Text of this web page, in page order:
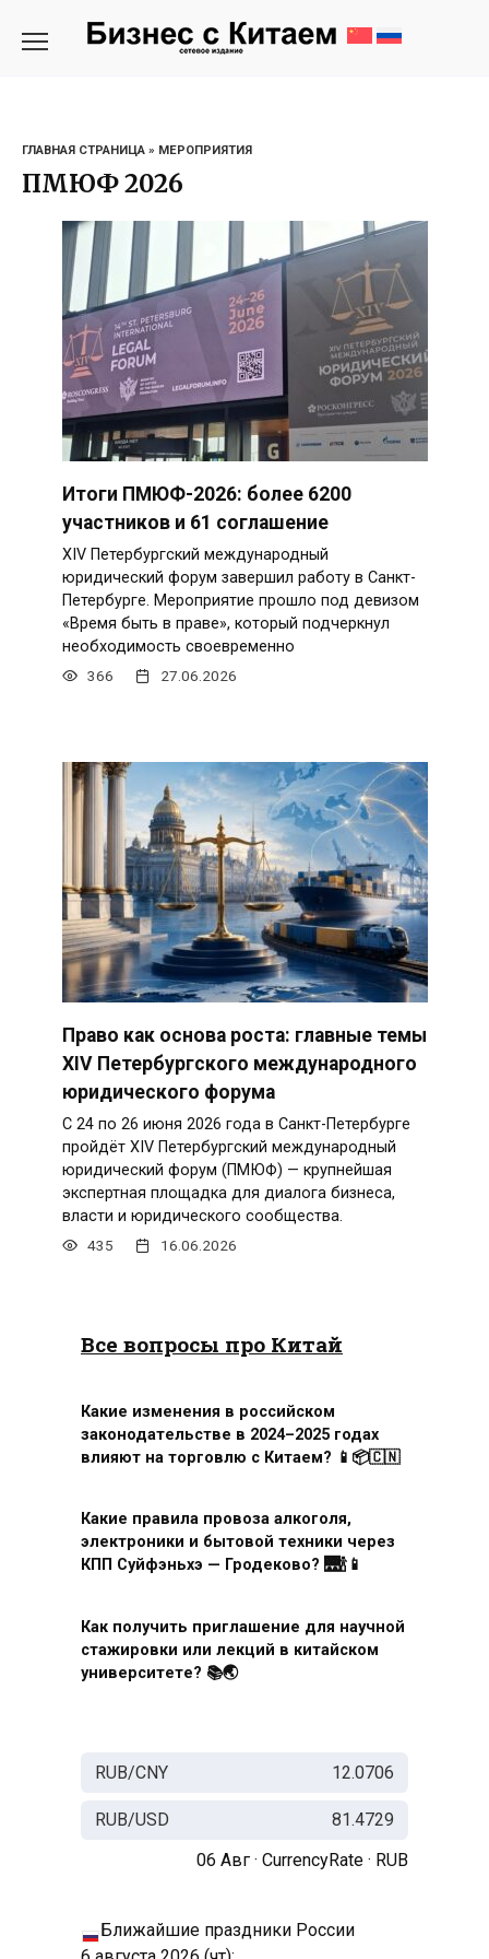
ГЛАВНАЯ СТРАНИЦА » МЕРОПРИЯТИЯ
ПМЮФ 2026
Итоги ПМЮФ-2026: более 6200
участников и 61 соглашение
XIV Петербургский международный
юридический форум завершил работу в Санкт-
Петербурге. Мероприятие прошло под девизом
«Время быть в праве», который подчеркнул
необходимость своевременно
366 27.06.2026
Право как основа роста: главные темы
XIV Петербургского международного
юридического форума
С 24 по 26 июня 2026 года в Санкт-Петербурге
пройдёт XIV Петербургский международный
юридический форум (ПМЮФ) — крупнейшая
экспертная площадка для диалога бизнеса,
власти и юридического сообщества.
435 16.06.2026
Все вопросы про Китай
Какие изменения в российском
законодательстве в 2024–2025 годах
влияют на торговлю с Китаем? 📱📦🇨🇳
Какие правила провоза алкоголя,
электроники и бытовой техники через
КПП Суйфэньхэ — Гродеково? 🌉🍾📱
Как получить приглашение для научной
стажировки или лекций в китайском
университете? 📚🌏
RUB/CNY 12.0706
RUB/USD
81.4729
06 Авг · CurrencyRate · RUB
Ближайшие праздники России